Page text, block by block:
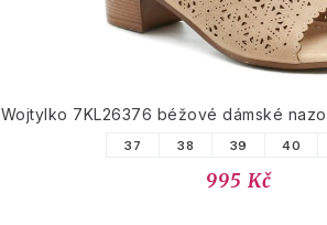
Wojtylko 7KL26376 béžové dámské
37 38 39 40
995 Kč